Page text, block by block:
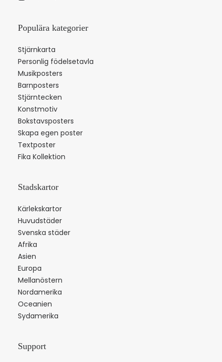
Populära kategorier
Stjärnkarta
Personlig födelsetavla
Musikposters
Barnposters
Stjärntecken
Konstmotiv
Bokstavsposters
Skapa egen poster
Textposter
Fika Kollektion
Stadskartor
Kärlekskartor
Huvudstäder
Svenska städer
Afrika
Asien
Europa
Mellanöstern
Nordamerika
Oceanien
Sydamerika
Support